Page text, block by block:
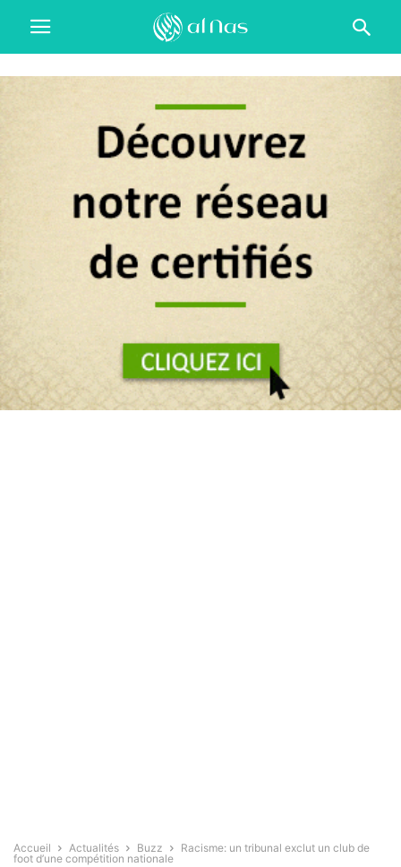
Accueil Actualités Buzz
Racisme: un tribunal exclut un club de
foot d’une compétition nationale